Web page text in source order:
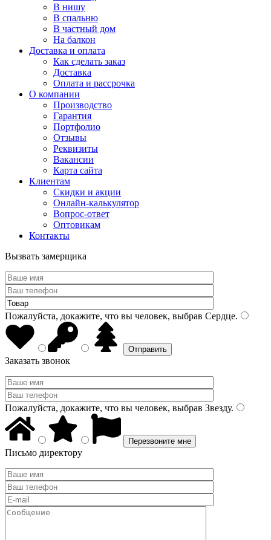
В нишу
В спальню
В частный дом
На балкон
Доставка и оплата
Как сделать заказ
Доставка
Оплата и рассрочка
О компании
Производство
Гарантия
Портфолио
Отзывы
Реквизиты
Вакансии
Карта сайта
Клиентам
Скидки и акции
Онлайн-калькулятор
Вопрос-ответ
Оптовикам
Контакты
Вызвать замерщика
Пожалуйста, докажите, что вы человек, выбрав Сердце.
Заказать звонок
Пожалуйста, докажите, что вы человек, выбрав Звезду.
Письмо директору